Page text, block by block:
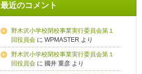
最近のコメント
野木沢小学校閉校事業実行委員会第１
回役員会 に WPMASTER より
野木沢小学校閉校事業実行委員会第１
回役員会 に 國井 重彦 より